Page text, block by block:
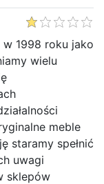
w 1998 roku jako
wielu
meble
staramy spełnić
uwagi
sklepów